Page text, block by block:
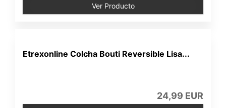
Ver Producto
Etrexonline Colcha Bouti Reversible Lisa...
24,99 EUR